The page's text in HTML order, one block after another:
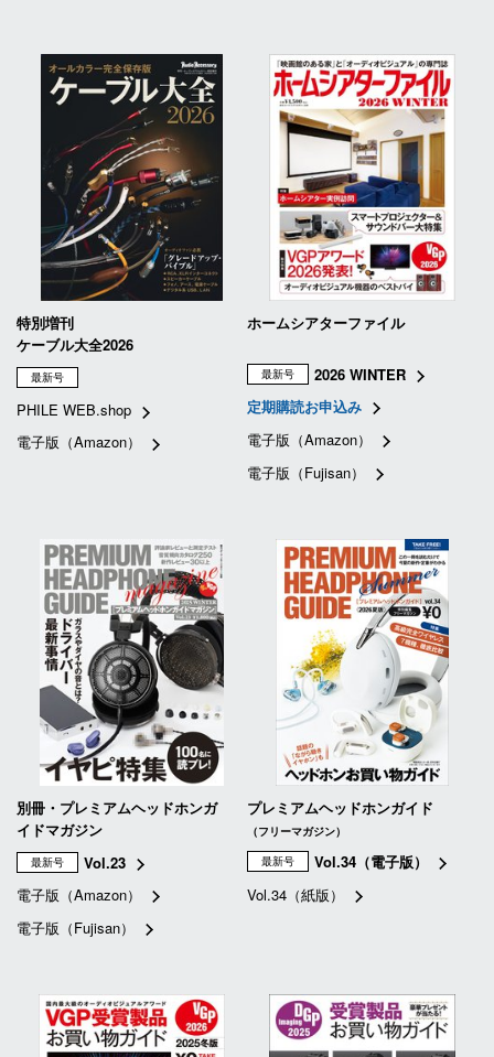
特別増刊
ケーブル大全2026
最新号
PHILE WEB.shop
電子版（Amazon）
ホームシアターファイル
最新号
2026 WINTER
定期購読お申込み
電子版（Amazon）
電子版（Fujisan）
別冊・プレミアムヘッドホンガ
イドマガジン
最新号
Vol.23
電子版（Amazon）
電子版（Fujisan）
プレミアムヘッドホンガイド
（フリーマガジン）
最新号
Vol.34（電子版）
Vol.34（紙版）